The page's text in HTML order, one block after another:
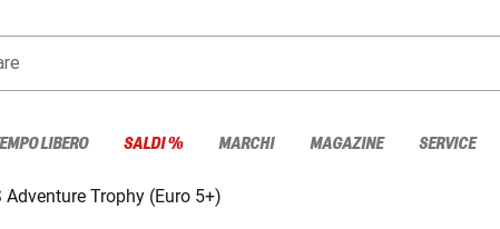
LIBERO SALDI % MARCHI MAGAZINE SERVICE
Adventure Trophy (Euro 5+)